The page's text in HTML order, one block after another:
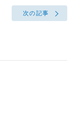
次の記事